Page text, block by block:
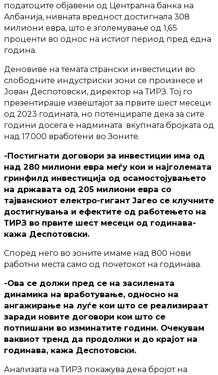
податоците објавени од Централна банка на
Албанија, нивната вредност достигнала 308
милиони евра, што е зголемување од 1,65
проценти во однос на истиот период пред една
година.
Деновиве на темата странски инвестиции во
слободните индустриски зони се произнесе и
Јован Деспотовски, директор на ТИРЗ. Тој го
презентираше извештајот за првите шест месеци
од 2023 годината, но потенцирапе дека за сите
години досега е надмината вкупната бројката од
над 17.000 вработени во Зоните.
-Постигнати договори за инвестиции има од
над 280 милиони евра меѓу кои и најголемата
гринфилд инвестиција од осамостојувањето
на државата од 205 милиони евра со
тајванскиот електро-гигант Јагео се клучните
достигнувања и ефектите од работењето на
ТИРЗ во првите шест месеци од годинава-
кажа Деспотовски.
Според него во зоните имаме над 800 нови
работни места само од почетокот на годинава.
-Ова се должи пред се на засилената
динамика на вработување, односно на
ангажирање на луѓе кои што се реализираат
заради новите договори кои што се
потпишани во изминатите години. Очекувам
ваквиот тренд да продолжи и до крајот на
годинава, кажа Деспотовски.
Анализата на ТИРЗ покажува дека бројот на